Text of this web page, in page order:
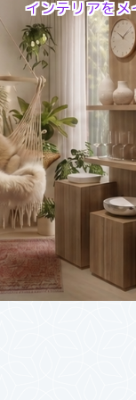
インテリアを